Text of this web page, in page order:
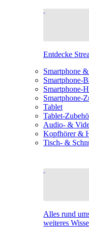
Entdecke
Smartphone
Smartphone-
Smartphone-
Smartphone-
Tablet
Tablet-
Audio- &
Kopfhörer &
Tisch- &
Alles rund
weiteres